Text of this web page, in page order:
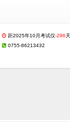
距2025年10月考试仅-286天
0755-86213432